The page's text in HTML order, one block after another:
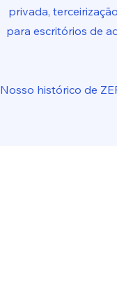
privada,
para escritórios de
Nosso histórico de